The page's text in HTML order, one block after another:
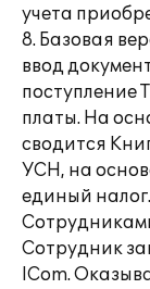
учета
8. Базовая
ввод
поступление
платы. На
сводится
УСН, на
единый налог.
Сотрудник
ICom.